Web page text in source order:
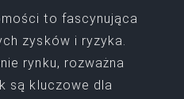
to fascynująca
zysków i ryzyka.
rynku, rozważna
są kluczowe dla